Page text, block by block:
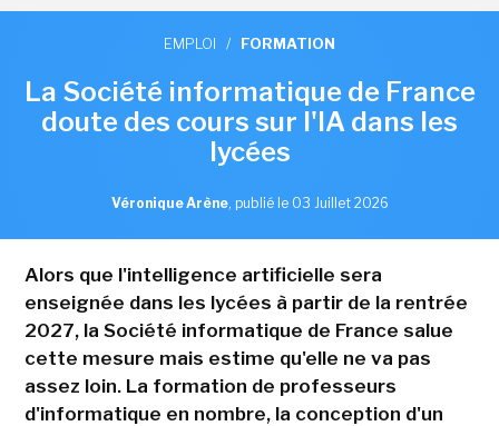
EMPLOI / FORMATION
La Société informatique de France
doute des cours sur l'IA dans les
lycées
Véronique Arène, publié le 03 Juillet 2026
Alors que l'intelligence artificielle sera
enseignée dans les lycées à partir de la rentrée
2027, la Société informatique de France salue
cette mesure mais estime qu'elle ne va pas
assez loin. La formation de professeurs
d'informatique en nombre, la conception d'un